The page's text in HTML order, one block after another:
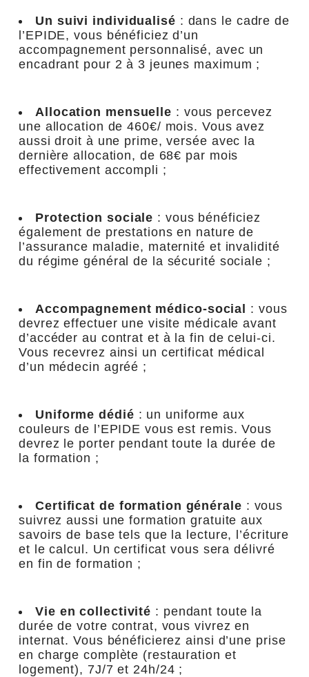
Un suivi individualisé : dans le cadre de
l’EPIDE, vous bénéficiez d’un
accompagnement personnalisé, avec un
encadrant pour 2 à 3 jeunes maximum ;
Allocation mensuelle : vous percevez
une allocation de 460€/ mois. Vous avez
aussi droit à une prime, versée avec la
dernière allocation, de 68€ par mois
effectivement accompli ;
Protection sociale : vous bénéficiez
également de prestations en nature de
l’assurance maladie, maternité et invalidité
du régime général de la sécurité sociale ;
Accompagnement médico-social : vous
devrez effectuer une visite médicale avant
d’accéder au contrat et à la fin de celui-ci.
Vous recevrez ainsi un certificat médical
d’un médecin agréé ;
Uniforme dédié : un uniforme aux
couleurs de l’EPIDE vous est remis. Vous
devrez le porter pendant toute la durée de
la formation ;
Certificat de formation générale : vous
suivrez aussi une formation gratuite aux
savoirs de base tels que la lecture, l’écriture
et le calcul. Un certificat vous sera délivré
en fin de formation ;
Vie en collectivité : pendant toute la
durée de votre contrat, vous vivrez en
internat. Vous bénéficierez ainsi d’une prise
en charge complète (restauration et
logement), 7J/7 et 24h/24 ;